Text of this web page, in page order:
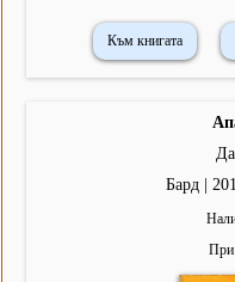
Към книгата
Бард |